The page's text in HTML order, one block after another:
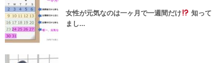
女性が元気なのは一ヶ月で一週間だけ
知って
まし...